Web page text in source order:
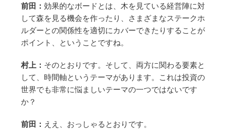
前田： 効果的なボードとは、木を見ている経営陣に対
して森を見る機会を作ったり、さまざまなステークホ
ルダーとの関係性を適切にカバーできたりすることが
ポイント、ということですね。
村上： そのとおりです。そして、両方に関わる要素と
して、時間軸というテーマがあります。これは投資の
世界でも非常に悩ましいテーマの一つではないです
か？
前田： ええ、おっしゃるとおりです。